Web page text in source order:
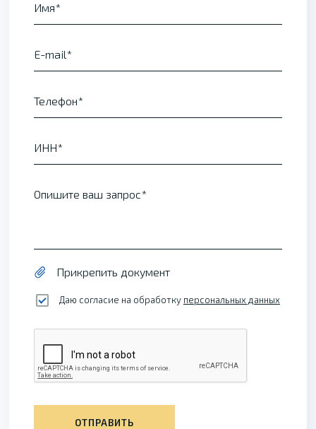
Имя
E-mail
Телефон
ИНН
Опишите ваш запрос
Прикрепить документ
Даю согласие на обработку персональных данных
ОТПРАВИТЬ